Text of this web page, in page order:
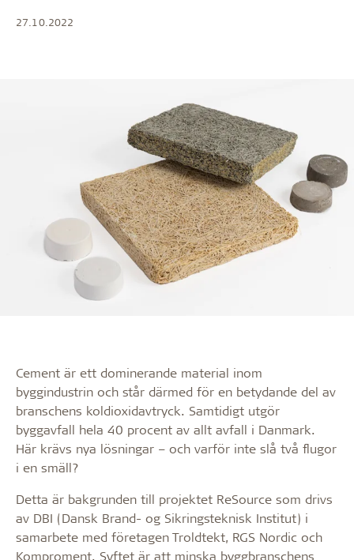
27.10.2022
Cement är ett dominerande material inom
byggindustrin och står därmed för en betydande del av
branschens koldioxidavtryck. Samtidigt utgör
byggavfall hela 40 procent av allt avfall i Danmark.
Här krävs nya lösningar – och varför inte slå två flugor
i en smäll?
Detta är bakgrunden till projektet ReSource som drivs
av DBI (Dansk Brand- og Sikringsteknisk Institut) i
samarbete med företagen Troldtekt, RGS Nordic och
Komproment. Syftet är att minska byggbranschens